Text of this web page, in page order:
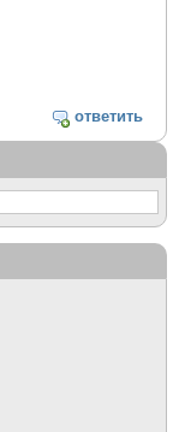
ответить